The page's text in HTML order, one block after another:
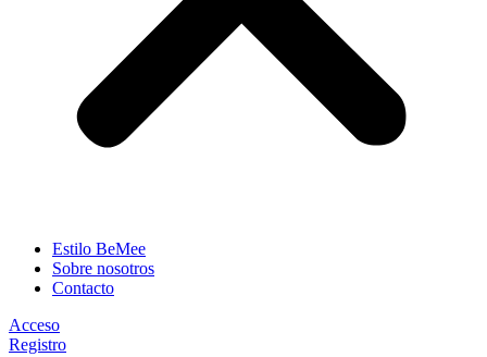
Estilo BeMee
Sobre nosotros
Contacto
Acceso
Registro